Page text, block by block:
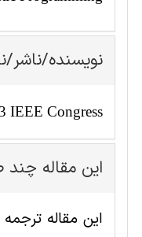
نویسنده/ناشر/
IEEE Congress
این مقاله